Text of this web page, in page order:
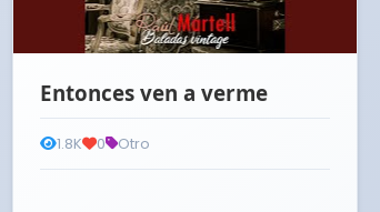
Entonces ven a verme
1.8K 0 Otro